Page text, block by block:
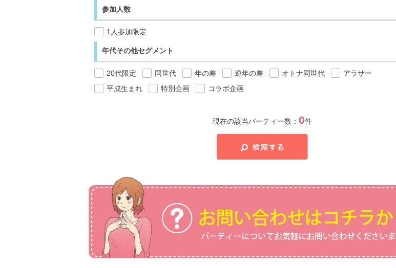
参加人数
1人参加限定
年代その他セグメント
20代限定 同世代 年の差 逆年の差 オトナ同世代
アラサー
平成生まれ
特別企画 コラボ企画
現在の該当パーティー数： 0件